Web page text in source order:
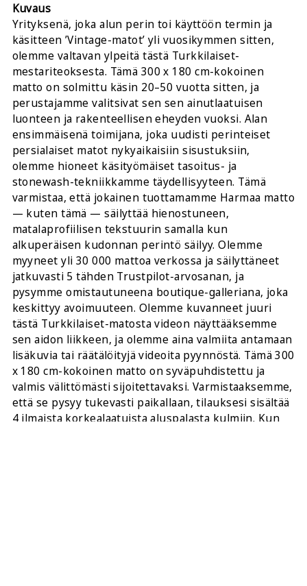
Kuvaus
Yrityksenä, joka alun perin toi käyttöön termin ja
käsitteen ’Vintage-matot’ yli vuosikymmen sitten,
olemme valtavan ylpeitä tästä Turkkilaiset-
mestariteoksesta. Tämä 300 x 180 cm-kokoinen
matto on solmittu käsin 20–50 vuotta sitten, ja
perustajamme valitsivat sen sen ainutlaatuisen
luonteen ja rakenteellisen eheyden vuoksi. Alan
ensimmäisenä toimijana, joka uudisti perinteiset
persialaiset matot nykyaikaisiin sisustuksiin,
olemme hioneet käsityömäiset tasoitus- ja
stonewash-tekniikkamme täydellisyyteen. Tämä
varmistaa, että jokainen tuottamamme Harmaa matto
— kuten tämä — säilyttää hienostuneen,
matalaprofiilisen tekstuurin samalla kun
alkuperäisen kudonnan perintö säilyy. Olemme
myyneet yli 30 000 mattoa verkossa ja säilyttäneet
jatkuvasti 5 tähden Trustpilot-arvosanan, ja
pysymme omistautuneena boutique-galleriana, joka
keskittyy avoimuuteen. Olemme kuvanneet juuri
tästä Turkkilaiset-matosta videon näyttääksemme
sen aidon liikkeen, ja olemme aina valmiita antamaan
lisäkuvia tai räätälöityjä videoita pyynnöstä. Tämä 300
x 180 cm-kokoinen matto on syväpuhdistettu ja
valmis välittömästi sijoitettavaksi. Varmistaaksemme,
että se pysyy tukevasti paikallaan, tilauksesi sisältää
4 ilmaista korkealaatuista aluspalasta kulmiin. Kun